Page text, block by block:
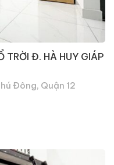
TRỜI Đ. HÀ HUY GIÁP
Đông, Quận 12